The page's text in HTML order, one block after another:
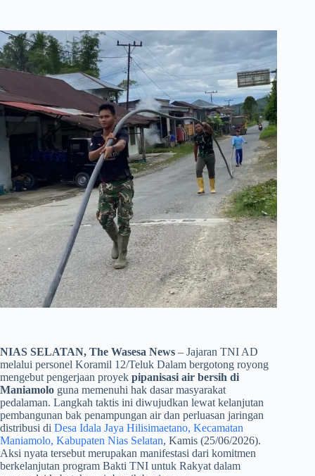
NIAS SELATAN, The Wasesa News – Jajaran TNI AD
melalui personel Koramil 12/Teluk Dalam bergotong royong
mengebut pengerjaan proyek pipanisasi air bersih di
Maniamolo guna memenuhi hak dasar masyarakat
pedalaman. Langkah taktis ini diwujudkan lewat kelanjutan
pembangunan bak penampungan air dan perluasan jaringan
distribusi di Desa Idala Jaya Hilisimaetano, Kecamatan
Maniamolo, Kabupaten Nias Selatan, Kamis (25/06/2026).
Aksi nyata tersebut merupakan manifestasi dari komitmen
berkelanjutan program Bakti TNI untuk Rakyat dalam